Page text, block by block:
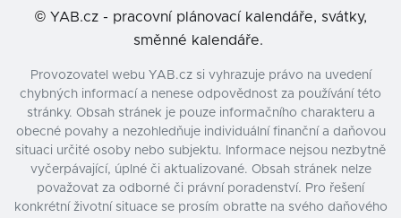
© YAB.cz - pracovní plánovací kalendáře, svátky,
směnné kalendáře.
Provozovatel webu YAB.cz si vyhrazuje právo na uvedení
chybných informací a nenese odpovědnost za používání této
stránky. Obsah stránek je pouze informačního charakteru a
obecné povahy a nezohledňuje individuální finanční a daňovou
situaci určité osoby nebo subjektu. Informace nejsou nezbytně
vyčerpávající, úplné či aktualizované. Obsah stránek nelze
považovat za odborné či právní poradenství. Pro řešení
konkrétní životní situace se prosím obraťte na svého daňového